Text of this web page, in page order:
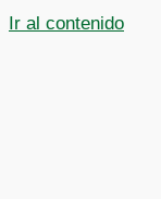
Ir al contenido